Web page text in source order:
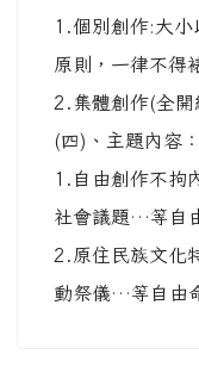
1.個別創作:大
原則，一律不得
2.集體創作(全開
(四)、主題內容
1.自由創作不拘
社會議題…等自
2.原住民族文化
動祭儀…等自由